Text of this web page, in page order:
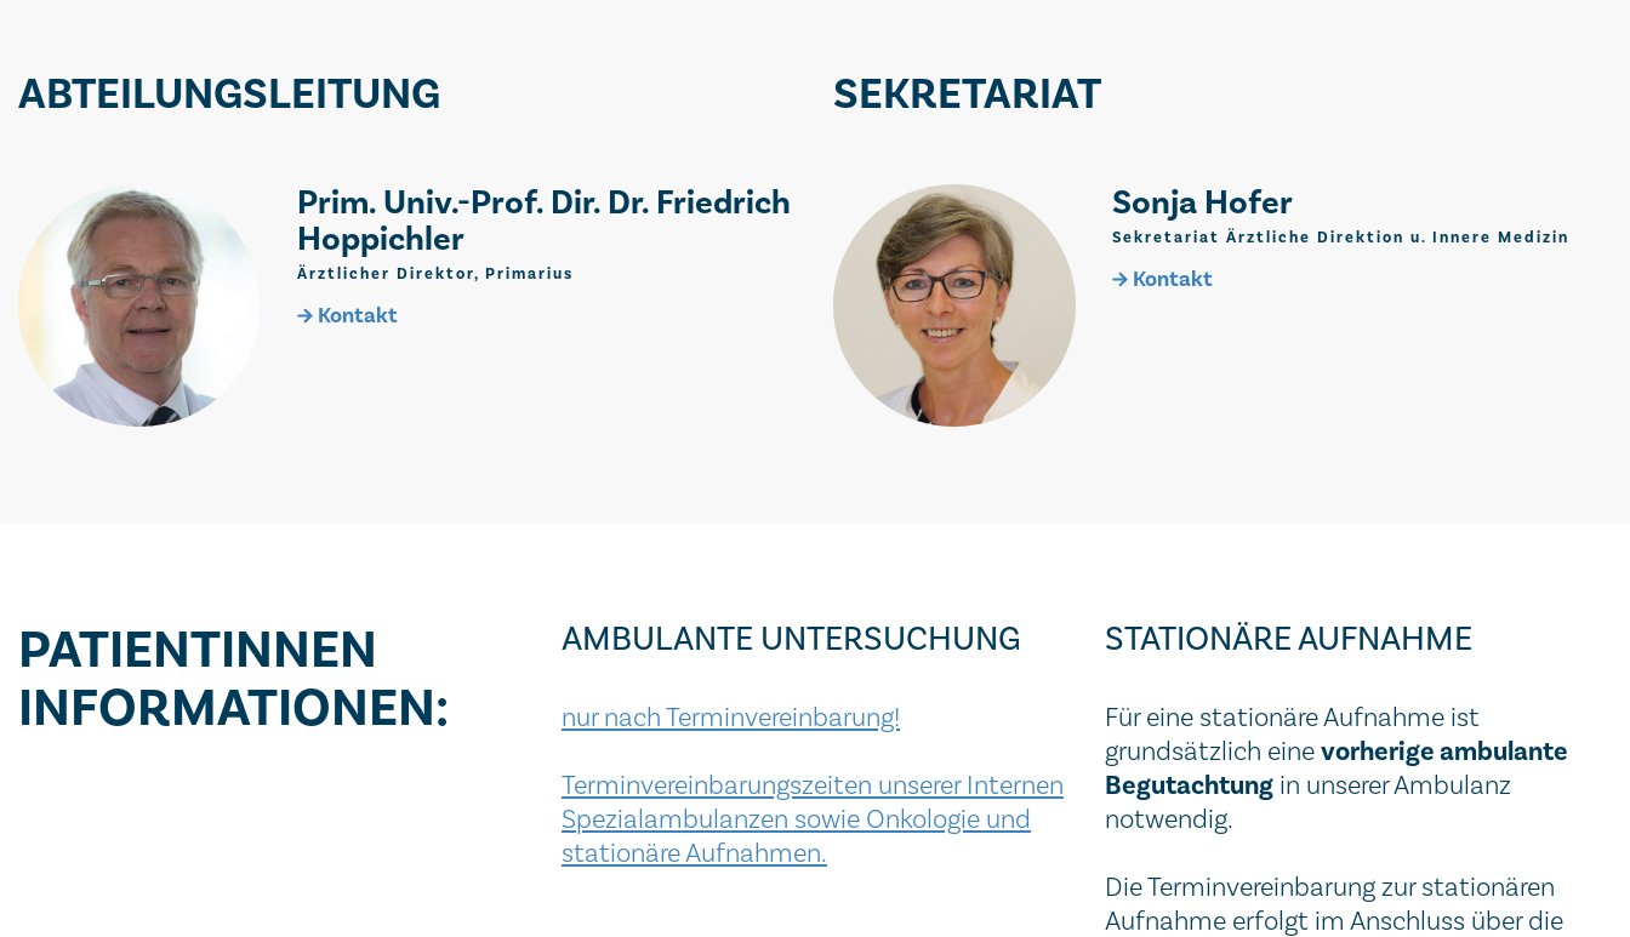
ABTEILUNGSLEITUNG
Prim. Univ.-Prof. Dir. Dr. Friedrich
Hoppichler
Ärztlicher Direktor, Primarius
Kontakt
SEKRETARIAT
Sonja Hofer
Sekretariat Ärztliche Direktion u. Innere Medizin
Kontakt
PATIENTINNEN
INFORMATIONEN:
AMBULANTE UNTERSUCHUNG
nur nach Terminvereinbarung!
Terminvereinbarungszeiten unserer Internen
Spezialambulanzen sowie Onkologie und
stationäre Aufnahmen.
STATIONÄRE AUFNAHME
Für eine stationäre Aufnahme ist
grundsätzlich eine vorherige ambulante
Begutachtung in unserer Ambulanz
notwendig.
Die Terminvereinbarung zur stationären
Aufnahme erfolgt im Anschluss über die